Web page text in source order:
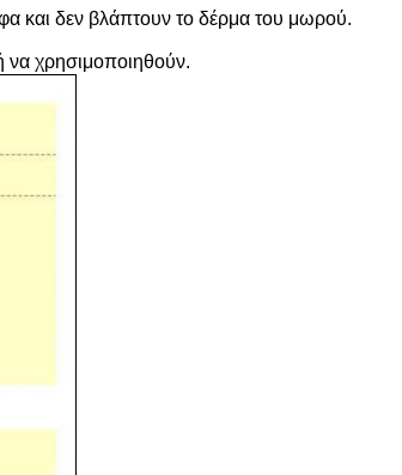
και δεν βλάπτουν το δέρμα του μωρού.
να χρησιμοποιηθούν.